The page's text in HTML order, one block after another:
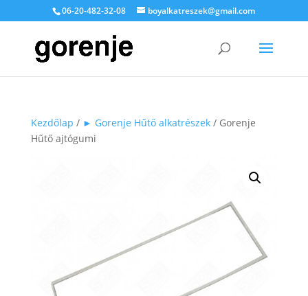
06-20-482-32-08 boyalkatreszek@gmail.com
Kezdőlap / ► Gorenje Hűtő alkatrészek/ Gorenje
Hűtő ajtógumi